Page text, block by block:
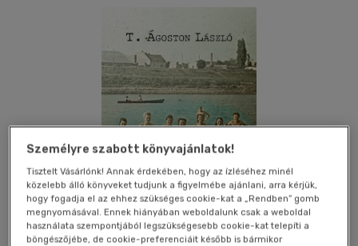
Személyre szabott könyvajánlatok!
Tisztelt Vásárlónk! Annak érdekében, hogy az ízléséhez minél
közelebb álló könyveket tudjunk a figyelmébe ajánlani, arra kérjük,
hogy fogadja el az ehhez szükséges cookie-kat a „Rendben” gomb
megnyomásával. Ennek hiányában weboldalunk csak a weboldal
használata szempontjából legszükségesebb cookie-kat telepíti a
böngészőjébe, de cookie-preferenciáit később is bármikor